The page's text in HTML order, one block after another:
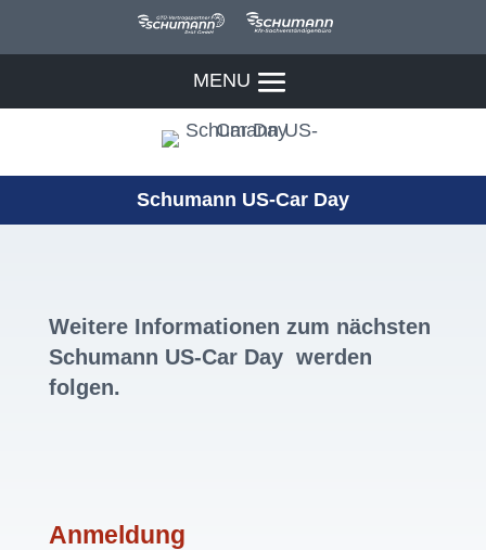
Schumann US-Car Day
Weitere Informationen zum nächsten
Schumann US-Car Day werden
folgen.
Anmeldung